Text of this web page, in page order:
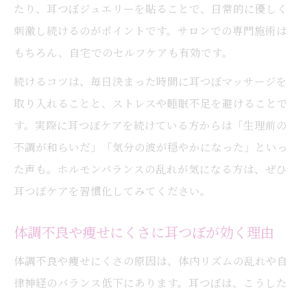
たり、耳つぼジュエリーを貼ることで、日常的に優しく
刺激し続けるのがポイントです。サロンでの専門施術は
もちろん、自宅でのセルフケアも有効です。
続けるコツは、毎日決まった時間に耳つぼマッサージを
取り入れることと、ストレスや睡眠不足を避けることで
す。実際に耳つぼケアを続けている方からは「生理前の
不調が和らいだ」「気分の波が穏やかになった」といっ
た声も。ホルモンバランスの乱れが気になる方は、ぜひ
耳つぼケアを習慣化してみてください。
体調不良や痩せにくさに耳つぼが効く理由
体調不良や痩せにくさの原因は、体内リズムの乱れや自
律神経のバランス低下にあります。耳つぼは、こうした